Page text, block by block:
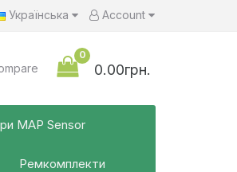
Українська Account
0
0.00грн.
MAP Sensor
Ремкомплекти